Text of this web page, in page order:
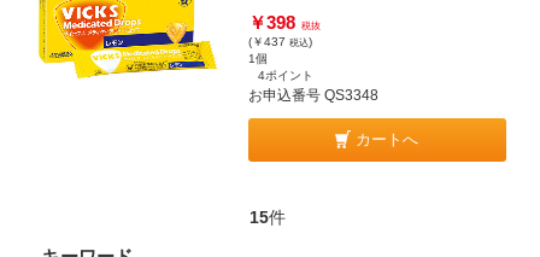
￥398 税抜
(￥437 税込)
1個
4ポイント
お申込番号 QS3348
カートへ
15件